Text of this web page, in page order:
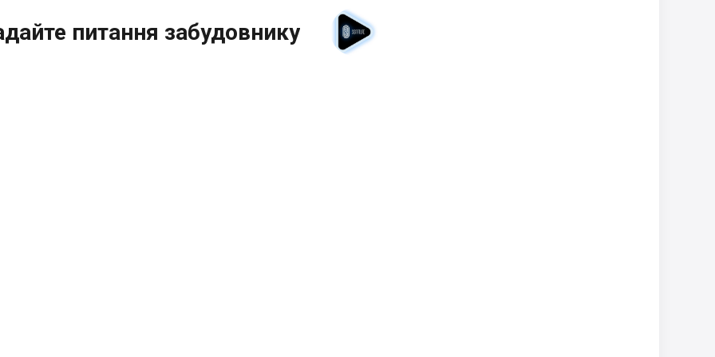
питання забудовнику